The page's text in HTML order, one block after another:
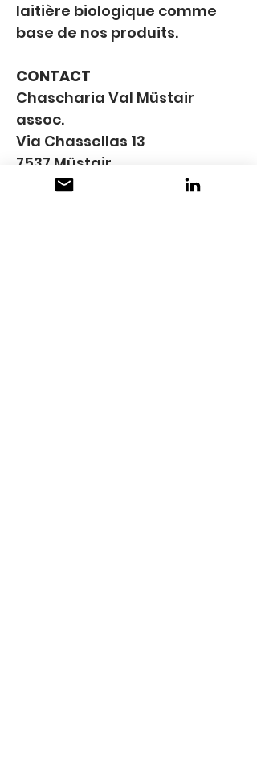
laitière biologique comme
base de nos produits.
CONTACT
Chascharia Val Müstair
assoc.
Via Chassellas 13
7537 Müstair